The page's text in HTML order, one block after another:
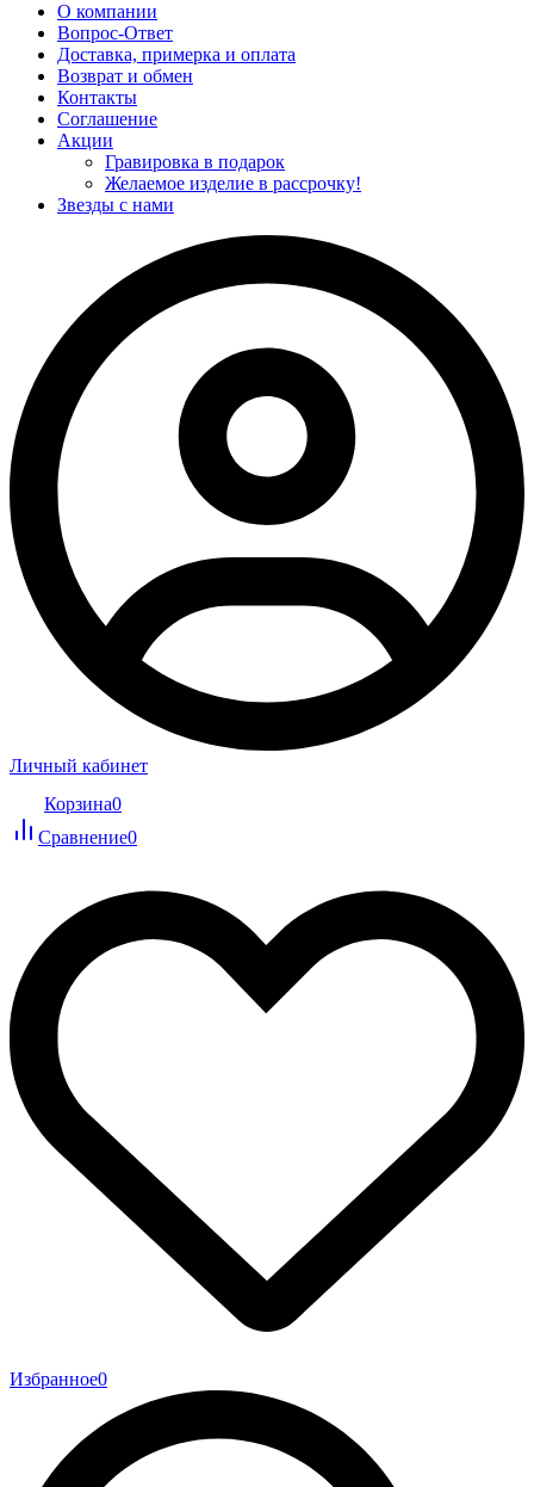
О компании
Вопрос-Ответ
Доставка, примерка и оплата
Возврат и обмен
Контакты
Соглашение
Акции
Гравировка в подарок
Желаемое изделие в рассрочку!
Звезды с нами
Личный кабинет
Корзина0
Сравнение0
Избранное0